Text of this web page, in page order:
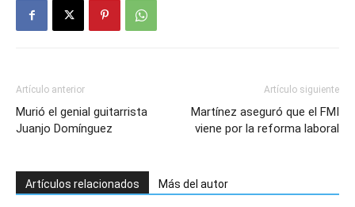
Artículo anterior
Murió el genial guitarrista
Juanjo Domínguez
Artículo siguiente
Martínez aseguró que el FMI
viene por la reforma laboral
Artículos relacionados Más del autor